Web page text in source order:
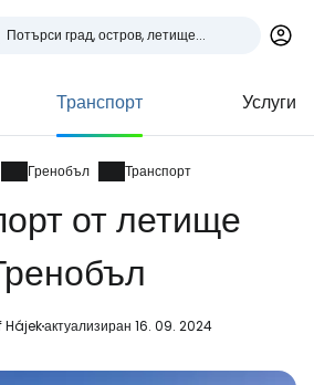
Транспорт Услуги
Гренобъл Транспорт
от летище
Hájekактуализиран 16. 09. 2024
в Cestee
на туристите
Продължете с Google
с Facebook